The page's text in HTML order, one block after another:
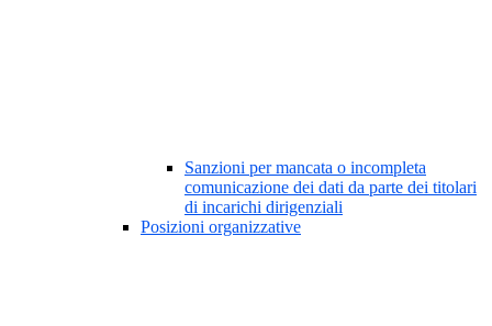
Sanzioni per mancata o incompleta
comunicazione dei dati da parte dei titolari
di incarichi dirigenziali
Posizioni organizzative